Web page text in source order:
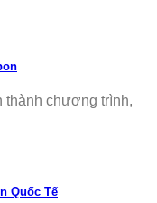
thành chương trình,
Quốc Tế